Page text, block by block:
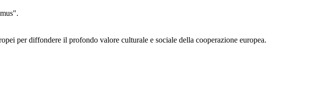
per diffondere il profondo valore culturale e sociale della cooperazione europea.